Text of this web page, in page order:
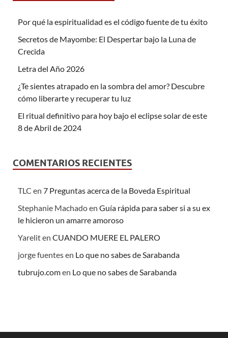
Por qué la espiritualidad es el código fuente de tu éxito
Secretos de Mayombe: El Despertar bajo la Luna de
Crecida
Letra del Año 2026
¿Te sientes atrapado en la sombra del amor? Descubre
cómo liberarte y recuperar tu luz
El ritual definitivo para hoy bajo el eclipse solar de este
8 de Abril de 2024
COMENTARIOS RECIENTES
TLC en 7 Preguntas acerca de la Boveda Espiritual
Stephanie Machadoen Guía rápida para saber si a su ex
le hicieron un amarre amoroso
Yareliten CUANDO MUERE EL PALERO
jorge fuentesen Lo que no sabes de Sarabanda
tubrujo.comen Lo que no sabes de Sarabanda